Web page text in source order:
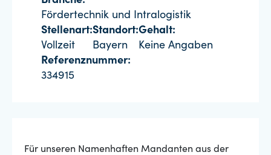
Fördertechnik und Intralogistik
Stellenart:
Vollzeit
Standort:
Bayern
Gehalt:
Keine Angaben
Referenznummer:
334915
Für unseren Namenhaften Mandanten aus der